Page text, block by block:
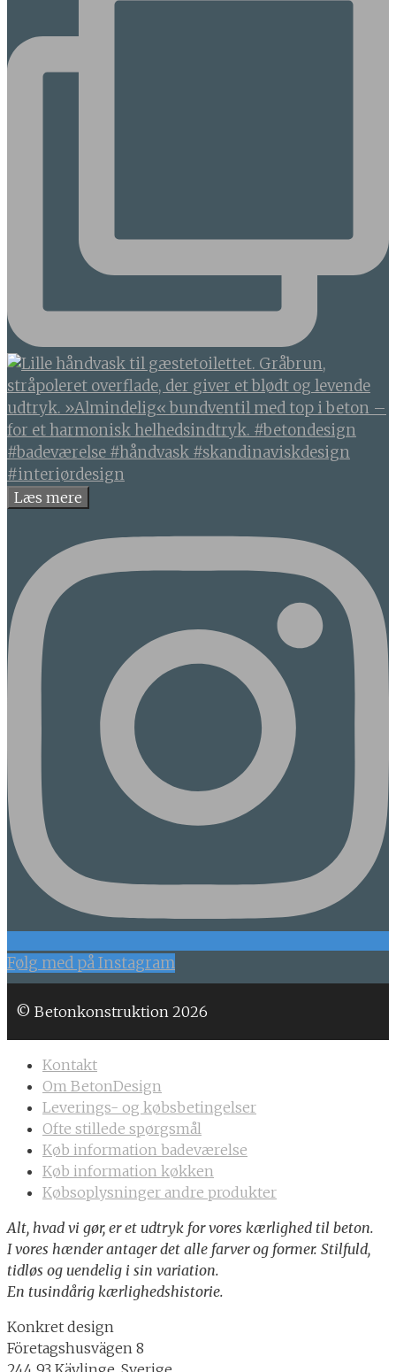
Læs mere
Følg med på Instagram
© Betonkonstruktion 2026
Kontakt
Om BetonDesign
Leverings- og købsbetingelser
Ofte stillede spørgsmål
Køb information badeværelse
Køb information køkken
Købsoplysninger andre produkter
Alt, hvad vi gør, er et udtryk for vores kærlighed til beton.
I vores hænder antager det alle farver og former. Stilfuld,
tidløs og uendelig i sin variation.
En tusindårig kærlighedshistorie.
Konkret design
Företagshusvägen 8